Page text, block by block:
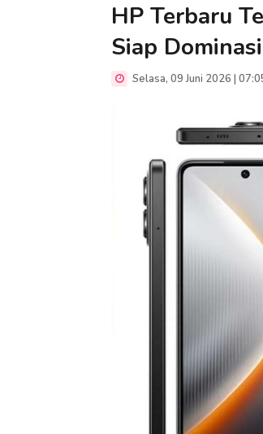
HP Terbaru
Siap
Selasa, 09 Juni 2026 |